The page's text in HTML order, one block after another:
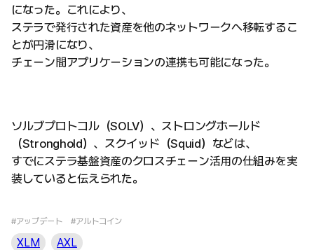
になった。これにより、
ステラで発行された資産を他のネットワークへ移転するこ
とが円滑になり、
チェーン間アプリケーションの連携も可能になった。
ソルブプロトコル（SOLV）、ストロングホールド
（Stronghold）、スクイッド（Squid）などは、
すでにステラ基盤資産のクロスチェーン活用の仕組みを実
装していると伝えられた。
#アップデート #アルトコイン
XLM AXL